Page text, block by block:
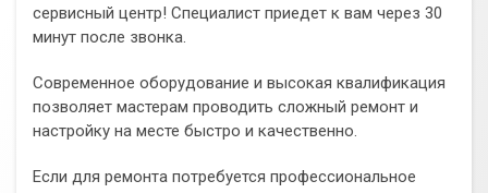
сервисный центр! Специалист приедет к вам через 30
минут после звонка.
Современное оборудование и высокая квалификация
позволяет мастерам проводить сложный ремонт и
настройку на месте быстро и качественно.
Если для ремонта потребуется профессиональное